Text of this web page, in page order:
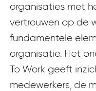
organisaties met
vertrouwen op de
fundamentele
organisatie. Het
To Work geeft
medewerkers, de